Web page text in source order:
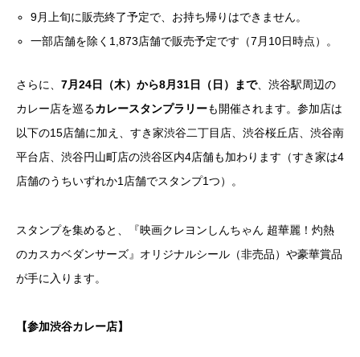
9月上旬に販売終了予定で、お持ち帰りはできません。
一部店舗を除く1,873店舗で販売予定です（7月10日時点）。
さらに、 7月24日（木）から8月31日（日）まで、渋谷駅周辺の
カレー店を巡るカレースタンプラリーも開催されます。参加店は
以下の15店舗に加え、すき家渋谷二丁目店、渋谷桜丘店、渋谷南
平台店、渋谷円山町店の渋谷区内4店舗も加わります（すき家は4
店舗のうちいずれか1店舗でスタンプ1つ）。
スタンプを集めると、『映画クレヨンしんちゃん 超華麗！灼熱
のカスカベダンサーズ』オリジナルシール（非売品）や豪華賞品
が手に入ります。
【参加渋谷カレー店】